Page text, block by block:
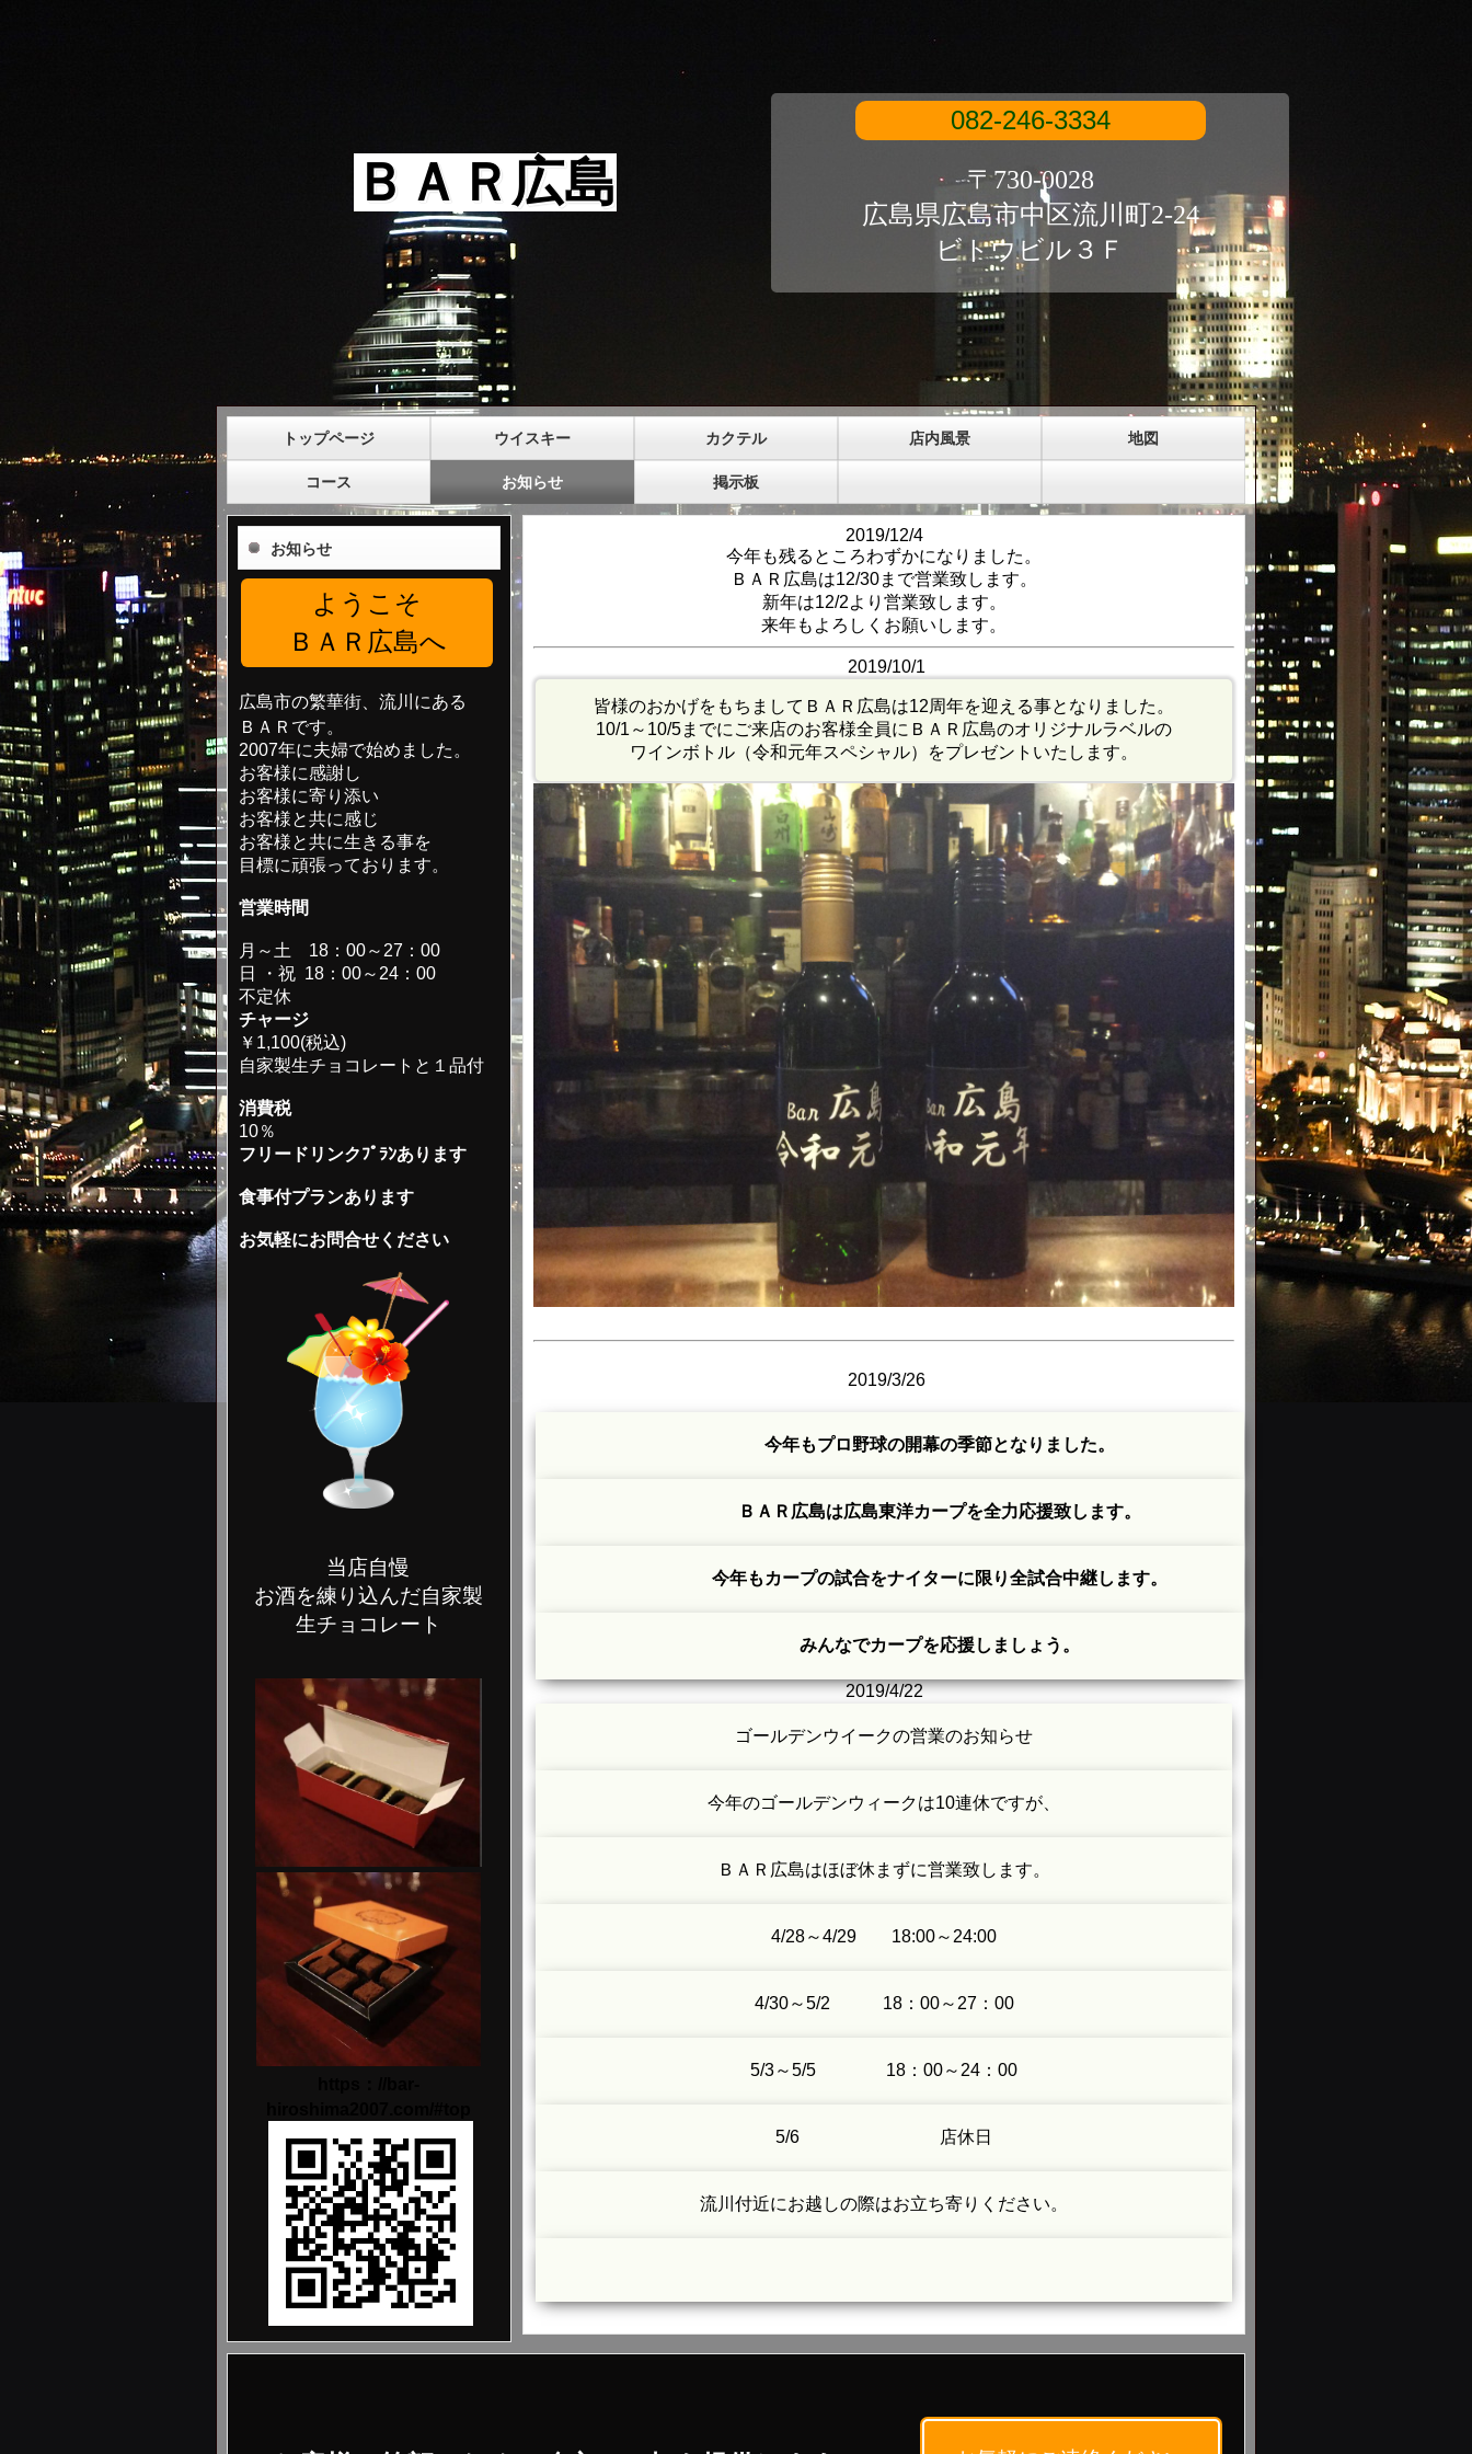
ＢＡＲ広島
082-246-3334
〒730-0028
広島県広島市中区流川町2-24
ビトウビル３Ｆ
トップページ ウイスキー カクテル 店内風景 地図
コース お知らせ 掲示板
お知らせ
ようこそ
ＢＡＲ広島へ
広島市の繁華街、流川にある
ＢＡＲです。
2007年に夫婦で始めました。
お客様に感謝し
お客様に寄り添い
お客様と共に感じ
お客様と共に生きる事を
目標に頑張っております。
営業時間
月～土 18：00～27：00
日 ・祝 18：00～24：00
不定休
チャージ
￥1,100(税込)
自家製生チョコレートと１品付
消費税
10％
フリードリンクﾌﾟﾗﾝあります
食事付プランあります
お気軽にお問合せください
当店自慢
お酒を練り込んだ自家製
生チョコレート
2019/12/4
今年も残るところわずかになりました。
ＢＡＲ広島は12/30まで営業致します。
新年は12/2より営業致します。
来年もよろしくお願いします。
2019/10/1
皆様のおかげをもちましてＢＡＲ広島は12周年を迎える事となりました。
10/1～10/5までにご来店のお客様全員にＢＡＲ広島のオリジナルラベルの
ワインボトル（令和元年スペシャル）をプレゼントいたします。
2019/3/26
今年もプロ野球の開幕の季節となりました。
ＢＡＲ広島は広島東洋カープを全力応援致します。
今年もカープの試合をナイターに限り全試合中継します。
みんなでカープを応援しましょう。
2019/4/22
ゴールデンウイークの営業のお知らせ
今年のゴールデンウィークは10連休ですが、
ＢＡＲ広島はほぼ休まずに営業致します。
4/28～4/29 18:00～24:00
4/30～5/2 18：00～27：00
5/3～5/5 18：00～24：00
5/6 店休日
流川付近にお越しの際はお立ち寄りください。